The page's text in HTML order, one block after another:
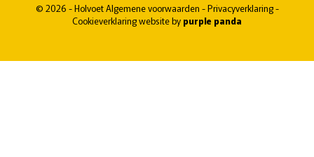
© 2026 - HolvoetAlgemene voorwaarden -Privacyverklaring-
Cookieverklaringwebsite by purple panda